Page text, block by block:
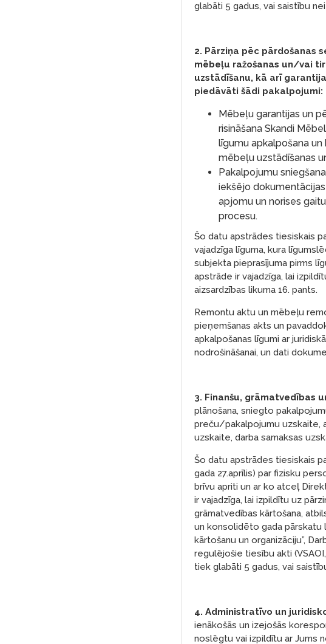
glabāti 5 gadus, vai saistību
2. Pārziņa pēc pārdošanas
mēbeļu ražošanas un/vai
uzstādīšanu, kā arī
piedāvāti šādi pakalpojumi:
Mēbeļu garantijas un
risināšana Skandi
līgumu apkalpošana
mēbeļu uzstādīšanas
Pakalpojumu
iekšējo
apjomu un norises
procesu.
Šo datu apstrādes tiesiskais
vajadzīga līguma, kura
subjekta pieprasījuma pirms
apstrāde ir vajadzīga, lai
aizsardzības likuma 16. pants.
Remontu aktu un mēbeļu
pieņemšanas akts un
apkalpošanas līgumi ar
nodrošināšanai, un dati
3. Finanšu, grāmatvedības
plānošana, sniegto
preču/pakalpojumu uzskaite,
uzskaite, darba samaksas
Šo datu apstrādes tiesiskais
gada 27.aprīlis) par fizisku
brīvu apriti un ar ko atceļ
ir vajadzīga, lai izpildītu uz
grāmatvedības kārtošana,
un konsolidēto gada pārskatu
kārtošanu un organizāciju”,
regulējošie tiesību akti
tiek glabāti 5 gadus, vai
4. Administratīvo un
ienākošās un izejošās
noslēgtu vai izpildītu ar Jums